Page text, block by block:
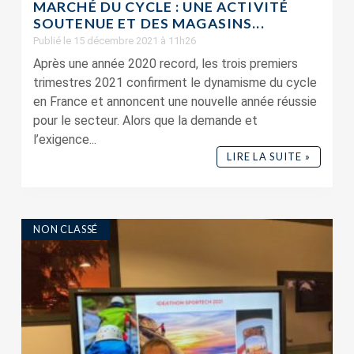
MARCHÉ DU CYCLE : UNE ACTIVITÉ
SOUTENUE ET DES MAGASINS...
Publié le 15 décembre 2021 à 11h26
Après une année 2020 record, les trois premiers
trimestres 2021 confirment le dynamisme du cycle
en France et annoncent une nouvelle année réussie
pour le secteur. Alors que la demande et
l’exigence...
LIRE LA SUITE »
NON CLASSÉ